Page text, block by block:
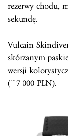
rezerwy chodu,
sekundę.
Vulcain
skórzanym
wersji
(~7 000 PLN).